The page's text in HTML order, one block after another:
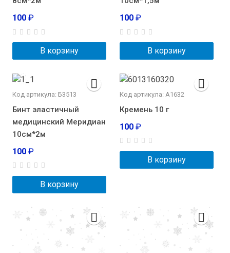
100 ₽
В корзину
100 ₽
В корзину
Код артикула: Б3513
Бинт эластичный
медицинский Меридиан
10см*2м
100 ₽
В корзину
Код артикула: A1632
Кремень 10 г
100 ₽
В корзину